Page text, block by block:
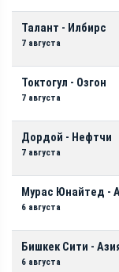
Талант - Илбирс
7 августа
Токтогул - Озгон
7 августа
Дордой - Нефтчи
7 августа
Мурас Юнайтед -
6 августа
Бишкек Сити -
6 августа